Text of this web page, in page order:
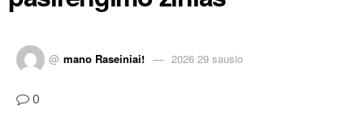
@ mano Raseiniai! 2026 29 sausio
0